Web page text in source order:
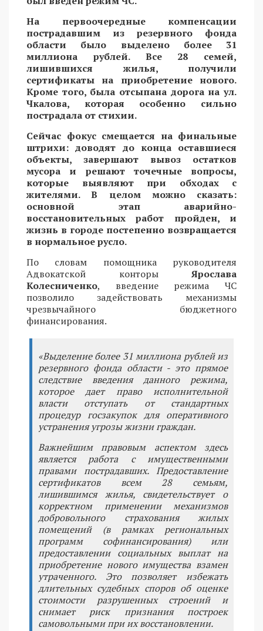
На первоочередные компенсации
пострадавшим из резервного фонда
области было выделено более 31
миллиона рублей. Все 28 семей,
лишившихся жилья, получили
сертификаты на приобретение нового.
Кроме того, была отсыпана дорога на ул.
Чкалова, которая особенно сильно
пострадала от стихии.
Сейчас фокус смещается на финальные
штрихи: доводят до конца оставшиеся
объекты, завершают вывоз остатков
мусора и решают точечные вопросы,
которые выявляют при обходах с
жителями. В целом можно сказать:
основной этап аварийно-
восстановительных работ пройден, и
жизнь в городе постепенно возвращается
в нормальное русло.
По словам помощника руководителя
Адвокатской конторыЯрослава
Колесниченко, введение режима ЧС
позволило задействовать механизмы
чрезвычайного бюджетного
финансирования.
«Выделение более 31 миллиона рублей из
резервного фонда области - это прямое
следствие введения данного режима,
которое дает право исполнительной
власти отступать от стандартных
процедур госзакупок для оперативного
устранения угрозы жизни граждан.
Важнейшим правовым аспектом здесь
является работа с имущественными
правами пострадавших. Предоставление
сертификатов всем 28 семьям,
лишившимся жилья, свидетельствует о
корректном применении механизмов
добровольного страхования жилых
помещений (в рамках региональных
программ софинансирования) или
предоставлении социальных выплат на
приобретение нового имущества взамен
утраченного. Это позволяет избежать
длительных судебных споров об оценке
стоимости разрушенных строений и
снимает риск признания построек
самовольными при их восстановлении.